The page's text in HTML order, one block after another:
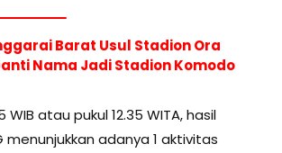
Barat Usul Stadion Ora
Nama Jadi Stadion Komodo
WIB atau pukul 12.35 WITA, hasil
menunjukkan adanya 1 aktivitas